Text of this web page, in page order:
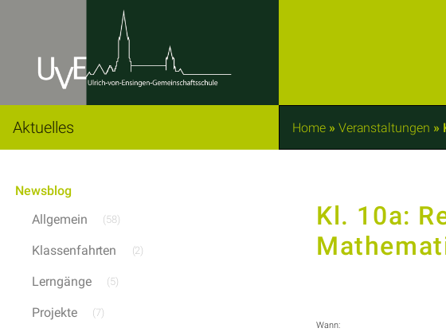
Aktuelles Home» Veranstaltungen »
Kl. 10a:
Wann:
Newsblog
Allgemein
(58)
Klassenfahrten (2)
Lerngänge (5)
Projekte (7)